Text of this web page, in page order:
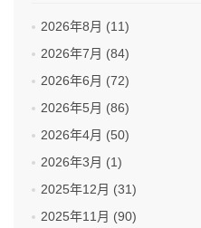
2026年8月 (11)
2026年7月 (84)
2026年6月 (72)
2026年5月 (86)
2026年4月 (50)
2026年3月 (1)
2025年12月 (31)
2025年11月 (90)